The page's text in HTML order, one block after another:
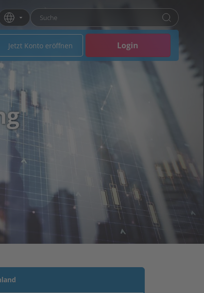
Suchbegriff eingeben
Drücken Sie die Eingabetaste oder klicken Sie
Jetzt Konto eröffnen Login